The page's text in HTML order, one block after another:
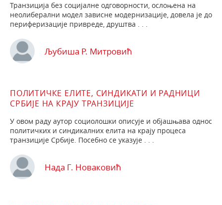
Транзиција без социјалне одговорности, ослоњена на
неолиберални модел зависне модернизације, довела је до
периферизације привреде, друштва . . .
Љубиша Р. Митровић
ПОЛИТИЧКЕ ЕЛИТЕ, СИНДИКАТИ И РАДНИЦИ
СРБИЈЕ НА КРАЈУ ТРАНЗИЦИЈЕ
У овом раду аутор социолошки описује и објашњава однос
политичких и синдикалних елита на крају процеса
транзиције Србије. Посебно се указује . . .
Нада Г. Новаковић